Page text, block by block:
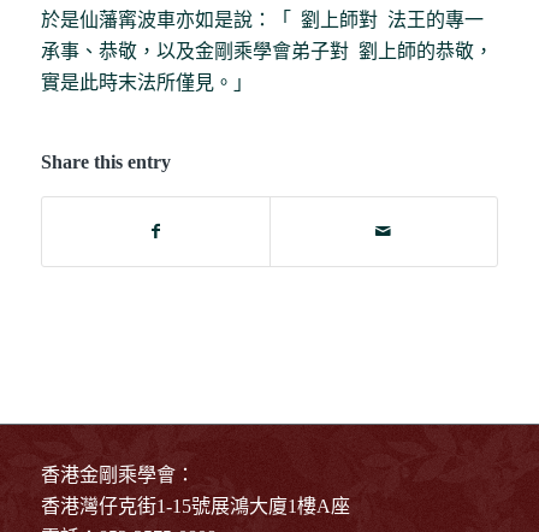
於是仙藩寗波車亦如是說：「 劉上師對 法王的專一
承事、恭敬，以及金剛乘學會弟子對 劉上師的恭敬，
實是此時末法所僅見。」
Share this entry
香港金剛乘學會：
香港灣仔克街1-15號展鴻大廈1樓A座